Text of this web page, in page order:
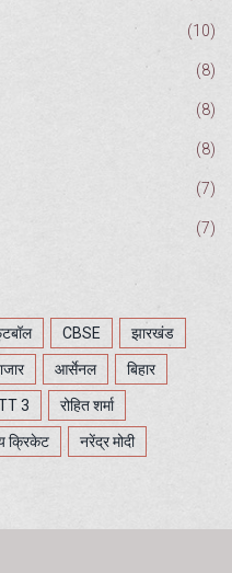
(10)
(8)
(8)
(8)
(7)
(7)
CBSE झारखंड
आर्सेनल बिहार
3 रोहित शर्मा
क्रिकेट नरेंद्र मोदी